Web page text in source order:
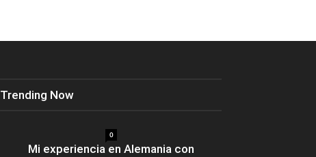
Trending Now
0
Mi experiencia en Alemania con